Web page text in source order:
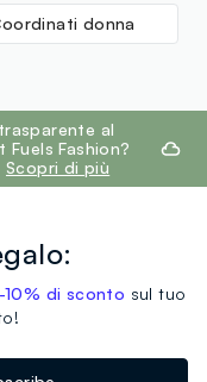
donna
al
Fashion?
Scopri di più
-10% di sconto sul tuo